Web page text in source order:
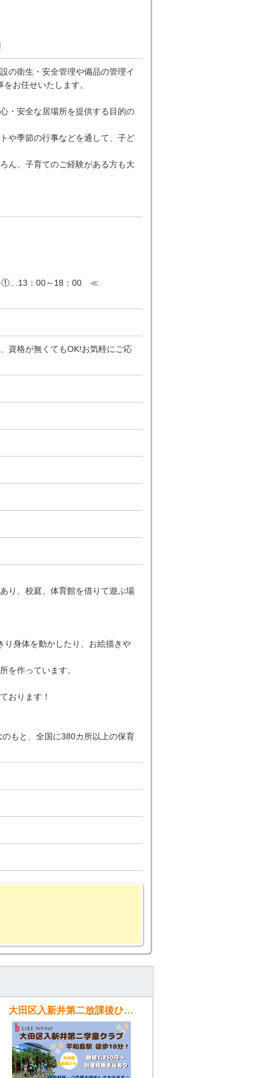
の衛生・安全管理や備品の管理イ
お任せいたします。
・安全な居場所を提供する目的の
や季節の行事などを通して、子ど
ん、子育てのご経験がある方も大
≫①…13：00～18：00 ≪
資格が無くてもOK!お気軽にご応
り、校庭、体育館を借りて遊ぶ場
り身体を動かしたり、お絵描きや
を作っています。
おります！
もと、全国に380カ所以上の保育
大田区入新井第二放課後ひろば（学童）